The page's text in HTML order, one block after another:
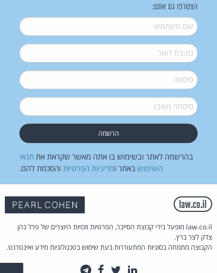
הצטרפו גם אתם:
שם משתמש*
דואל*
סיסמה*
סיסמה (שוב)*
בהרשמה לאתר ובשימוש בו אתה מאשר שקראת את תנאי
השימוש באתר ומדיניות הפרטיות והסכמת להם.
law.co.il מופעל בידי קבוצת הסייבר, הפרטיות וזכויות היוצרים של פרל כהן
צדק לצר ברץ.
הקבוצה מתמחה בסוגיות המתעוררות בעת שימוש בטכנולוגיות מידע ואינטרנט.
לינקדאין
טוויטרפייסבוק